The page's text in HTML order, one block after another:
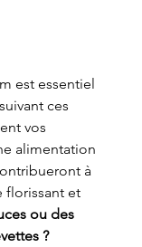
est essentiel
ces
vos
alimentation
à
florissant et
ou des
?